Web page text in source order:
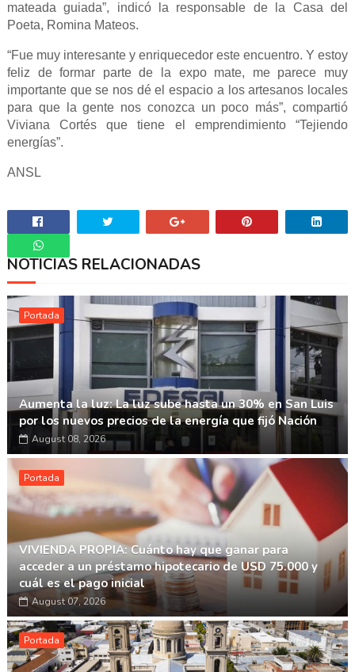
mateada guiada”, indicó la responsable de la Casa del
Poeta, Romina Mateos.
“Fue muy interesante y enriquecedor este encuentro. Y estoy
feliz de formar parte de la expo mate, me parece muy
importante que se nos dé el espacio a los artesanos locales
para que la gente nos conozca un poco más”, compartió
Viviana Cortés que tiene el emprendimiento “Tejiendo
energías”.
ANSL
Whatsapp
NOTICIAS RELACIONADAS
Portada
Aumenta la luz: La luz sube hasta un 30% en San Luis
por los nuevos precios de la energía que fijó Nación
August 08, 2026
Portada
VIVIENDA PROPIA: Cuánto hay que ganar para
acceder a un préstamo hipotecario de USD 75.000 y
cuál es el pago inicial
August 07, 2026
Portada